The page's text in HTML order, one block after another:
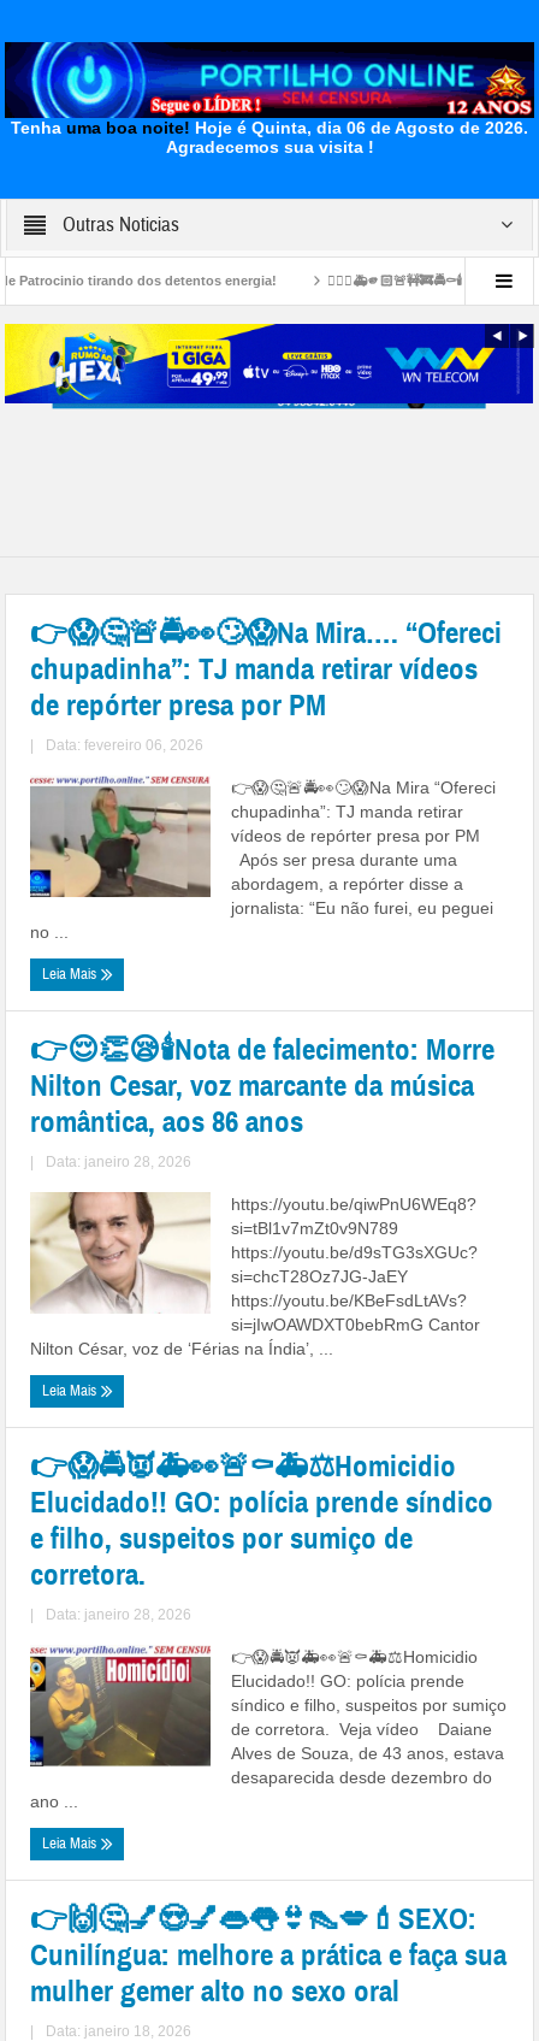
Tenha uma boa noite! Hoje é Quinta, dia 06 de Agosto de 2026.
Agradecemos sua visita !
Outras Noticias
dos detentos energia! 👉🏻🤔🚑🫵🏻🚨🚧🚒🚔⚰️🕯️ Vereador foi morto no
postar para nos ajudar. A inprensa da qui nos negou apoio…Todos os anos nós
👉😱🤔🚨🚔👀🙄😱Na Mira…. “Ofereci
chupadinha”: TJ manda retirar vídeos
de repórter presa por PM
Data: fevereiro 06, 2026
👉😱🤔🚨🚔👀🙄😱Na Mira “Ofereci
chupadinha”: TJ manda retirar
vídeos de repórter presa por PM
Após ser presa durante uma
abordagem, a repórter disse a
jornalista: “Eu não furei, eu peguei
no ...
Leia Mais
👉😌👏😪🕯️Nota de falecimento: Morre
Nilton Cesar, voz marcante da música
romântica, aos 86 anos
Data: janeiro 28, 2026
https://youtu.be/qiwPnU6WEq8?
si=tBl1v7mZt0v9N789
https://youtu.be/d9sTG3sXGUc?
si=chcT28Oz7JG-JaEY
https://youtu.be/KBeFsdLtAVs?
si=jIwOAWDXT0bebRmG Cantor
Nilton César, voz de ‘Férias na Índia’, ...
Leia Mais
👉😱🚔👿🚑👀🚨⚰🚑⚖Homicidio
Elucidado!! GO: polícia prende síndico
e filho, suspeitos por sumiço de
corretora.
Data: janeiro 28, 2026
👉😱🚔👿🚑👀🚨⚰🚑⚖Homicidio
Elucidado!! GO: polícia prende
síndico e filho, suspeitos por sumiço
de corretora. Veja vídeo Daiane
Alves de Souza, de 43 anos, estava
desaparecida desde dezembro do
ano ...
Leia Mais
👉🙌🤔💅😍💅👄👅👙👠💋💄SEXO:
Cunilíngua: melhore a prática e faça sua
mulher gemer alto no sexo oral
Data: janeiro 18, 2026